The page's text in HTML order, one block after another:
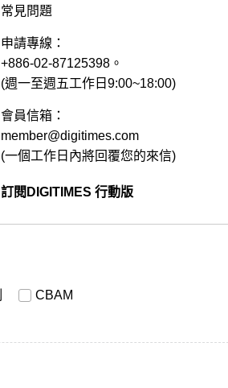
常見問題
申請專線：
+886-02-87125398。
(週一至週五工作日9:00~18:00)
會員信箱：
member@digitimes.com
(一個工作日內將回覆您的來信)
訂閱DIGITIMES 行動版
CBAM